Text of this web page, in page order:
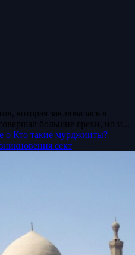
которая заключалась в
большие грехи, но и...
о Кто такие мурджииты?
сект